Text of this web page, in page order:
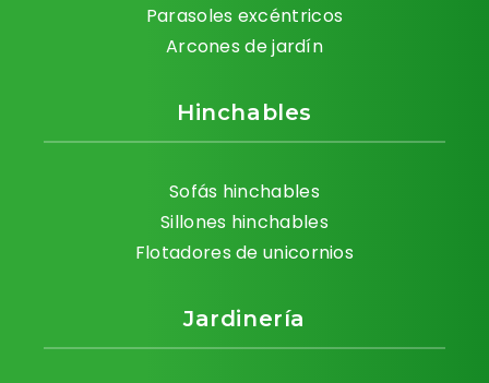
Parasoles excéntricos
Arcones de jardín
Hinchables
Sofás hinchables
Sillones hinchables
Flotadores de unicornios
Jardinería